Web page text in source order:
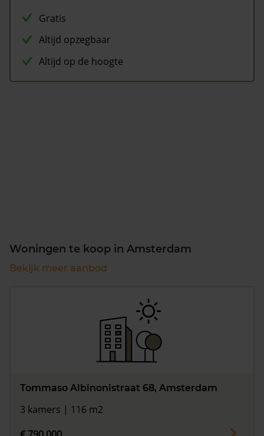
Gratis
Altijd opzegbaar
Altijd op de hoogte
Woningen te koop in Amsterdam
Bekijk meer aanbod
Tommaso Albinonistraat 68, Amsterdam
3 kamers | 116 m2